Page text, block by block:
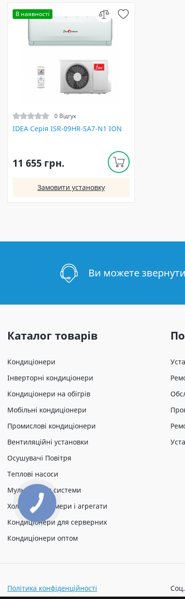
В наявності
0 Відгук
IDEA Серія ISR-09HR-SA7-N1 ION
11 655 грн.
Замовити установку
Ви можете
Каталог товарів
Кондиціонери
Інверторні кондиціонери
Кондиціонери на обігрів
Мобільні кондиціонери
Промислові кондиціонери
Вентиляційні установки
Осушувачі Повітря
Теплові насоси
Мульти спліт системи
Холодильні камери і агрегати
Кондиціонери для серверних
Кондиціонери оптом
Політика конфіденційності